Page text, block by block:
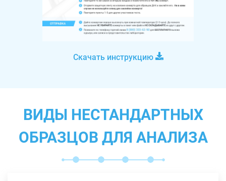
Скачать инструкцию
ВИДЫ НЕСТАНДАРТНЫХ
ОБРАЗЦОВ ДЛЯ АНАЛИЗА